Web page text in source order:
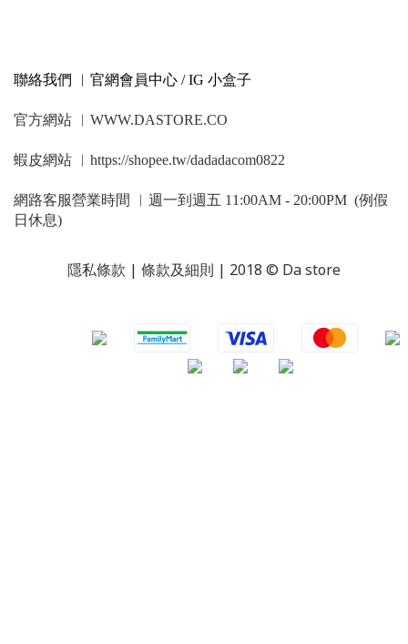
聯絡我們 ︳官網會員中心 / IG 小盒子
官方網站 ︳WWW.DASTORE.CO
蝦皮網站 ︳https://shopee.tw/dadadacom0822
網路客服營業時間 ︳週一到週五 11:00AM - 20:00PM (例假
日休息)
隱私條款 | 條款及細則 | 2018 © Da store